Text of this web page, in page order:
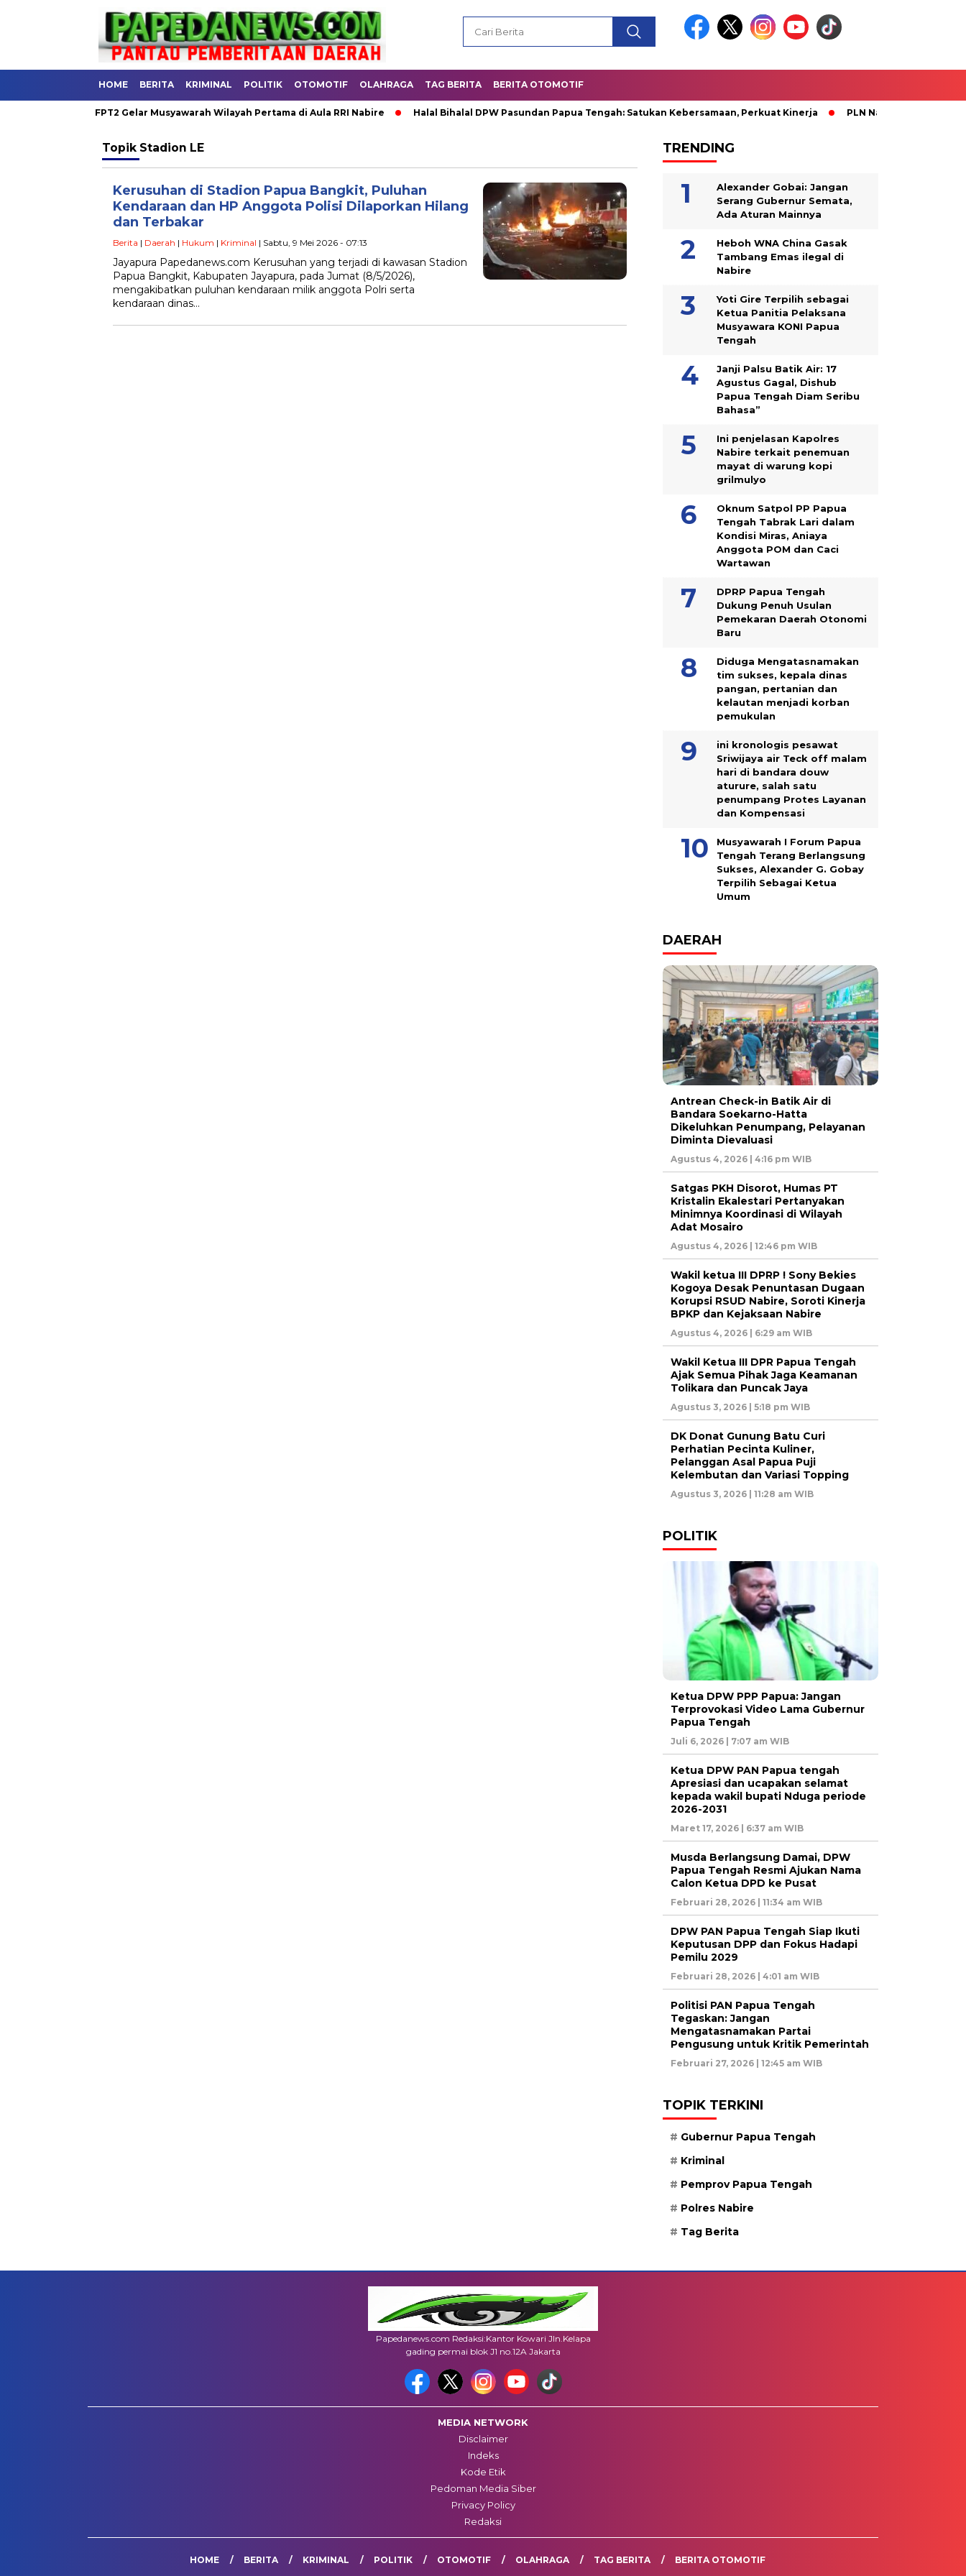
HOME BERITA KRIMINAL POLITIK OTOMOTIF OLAHRAGA TAG BERITA BERITA OTOMOTIF
FPT2 Gelar Musyawarah Wilayah Pertama di Aula RRI Nabire Halal Bihalal DPW Pasundan Papua Tengah: Satukan Kebersamaan, Perkuat Kinerja PLN Nabire Berbagi Kasih
Topik Stadion LE
Kerusuhan di Stadion Papua Bangkit, Puluhan
Kendaraan dan HP Anggota Polisi Dilaporkan Hilang
dan Terbakar
Berita | Daerah | Hukum | Kriminal | Sabtu, 9 Mei 2026 - 07:13
Jayapura Papedanews.com Kerusuhan yang terjadi di kawasan Stadion
Papua Bangkit, Kabupaten Jayapura, pada Jumat (8/5/2026),
mengakibatkan puluhan kendaraan milik anggota Polri serta
kendaraan dinas…
TRENDING
Alexander Gobai: Jangan
Serang Gubernur Semata,
Ada Aturan Mainnya
Heboh WNA China Gasak
Tambang Emas ilegal di
Nabire
Yoti Gire Terpilih sebagai
Ketua Panitia Pelaksana
Musyawara KONI Papua
Tengah
Janji Palsu Batik Air: 17
Agustus Gagal, Dishub
Papua Tengah Diam Seribu
Bahasa”
Ini penjelasan Kapolres
Nabire terkait penemuan
mayat di warung kopi
grilmulyo
Oknum Satpol PP Papua
Tengah Tabrak Lari dalam
Kondisi Miras, Aniaya
Anggota POM dan Caci
Wartawan
DPRP Papua Tengah
Dukung Penuh Usulan
Pemekaran Daerah Otonomi
Baru
Diduga Mengatasnamakan
tim sukses, kepala dinas
pangan, pertanian dan
kelautan menjadi korban
pemukulan
ini kronologis pesawat
Sriwijaya air Teck off malam
hari di bandara douw
aturure, salah satu
penumpang Protes Layanan
dan Kompensasi
Musyawarah I Forum Papua
Tengah Terang Berlangsung
Sukses, Alexander G. Gobay
Terpilih Sebagai Ketua
Umum
DAERAH
Antrean Check-in Batik Air di
Bandara Soekarno-Hatta
Dikeluhkan Penumpang, Pelayanan
Diminta Dievaluasi
Agustus 4, 2026 | 4:16 pm WIB
Satgas PKH Disorot, Humas PT
Kristalin Ekalestari Pertanyakan
Minimnya Koordinasi di Wilayah
Adat Mosairo
Agustus 4, 2026 | 12:46 pm WIB
Wakil ketua III DPRP ! Sony Bekies
Kogoya Desak Penuntasan Dugaan
Korupsi RSUD Nabire, Soroti Kinerja
BPKP dan Kejaksaan Nabire
Agustus 4, 2026 | 6:29 am WIB
Wakil Ketua III DPR Papua Tengah
Ajak Semua Pihak Jaga Keamanan
Tolikara dan Puncak Jaya
Agustus 3, 2026 | 5:18 pm WIB
DK Donat Gunung Batu Curi
Perhatian Pecinta Kuliner,
Pelanggan Asal Papua Puji
Kelembutan dan Variasi Topping
Agustus 3, 2026 | 11:28 am WIB
POLITIK
Ketua DPW PPP Papua: Jangan
Terprovokasi Video Lama Gubernur
Papua Tengah
Juli 6, 2026 | 7:07 am WIB
Ketua DPW PAN Papua tengah
Apresiasi dan ucapakan selamat
kepada wakil bupati Nduga periode
2026-2031
Maret 17, 2026 | 6:37 am WIB
Musda Berlangsung Damai, DPW
Papua Tengah Resmi Ajukan Nama
Calon Ketua DPD ke Pusat
Februari 28, 2026 | 11:34 am WIB
DPW PAN Papua Tengah Siap Ikuti
Keputusan DPP dan Fokus Hadapi
Pemilu 2029
Februari 28, 2026 | 4:01 am WIB
Politisi PAN Papua Tengah
Tegaskan: Jangan
Mengatasnamakan Partai
Pengusung untuk Kritik Pemerintah
Februari 27, 2026 | 12:45 am WIB
TOPIK TERKINI
Gubernur Papua Tengah
Kriminal
Pemprov Papua Tengah
Polres Nabire
Tag Berita
Papedanews.com Redaksi:Kantor Kowari Jln.Kelapa
gading permai blok J1 no.12A Jakarta
MEDIA NETWORK
Disclaimer
Indeks
Kode Etik
Pedoman Media Siber
Privacy Policy
Redaksi
HOME BERITA KRIMINAL POLITIK OTOMOTIF OLAHRAGA TAG BERITA BERITA OTOMOTIF